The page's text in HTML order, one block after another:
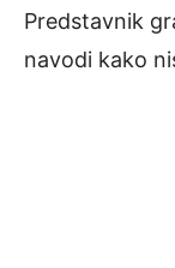
Predstavnik
navodi kako